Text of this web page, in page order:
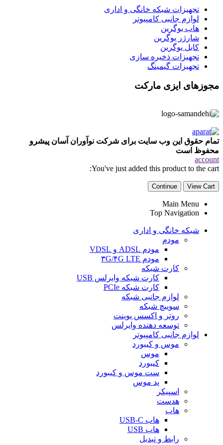
لوازم جانبی شبکه
سوییچ شبکه
روتر و اکسس پوینت
توسعه دهنده وایرلس
لوازم جانبی کامپیوتر
موس و کیبورد
موس
کیبورد
ست موس و کیبورد
پد موس
هدست
هاب
هاب USB
رابط و تبدیل
کابل
کابل صدا
کابل شبکه
Extender
کولپد و استند
کیف و کاور
چند راهی برق
پروژکتور
تجهیزات ذخیره سازی
باکس هارد و داک
هارد اکسترنال
هارد اینترنال
SSD
فلش مموری
لوازم جانبی موبایل
کابل و شارژر
کابل
شارژر
شارژر دیواری
شارژر فندکی
مبدل
هندزفری و هدست بلوتوثی
هولدر موبایل
پاور بانک
محافظ صفحه نمایش
سری آیفون 13
سری آیفون 14
سری آیفون 15